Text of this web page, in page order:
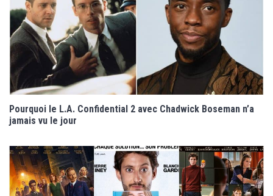
Pourquoi le L.A. Confidential 2 avec Chadwick Boseman n’a
jamais vu le jour